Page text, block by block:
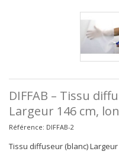
DIFFAB – Tissu
Largeur 146 cm,
Référence: DIFFAB-2
Tissu diffuseur (blanc)